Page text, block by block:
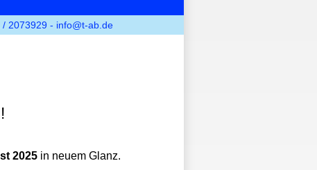
2073929 - info@t-ab.de
2025 in neuem Glanz.